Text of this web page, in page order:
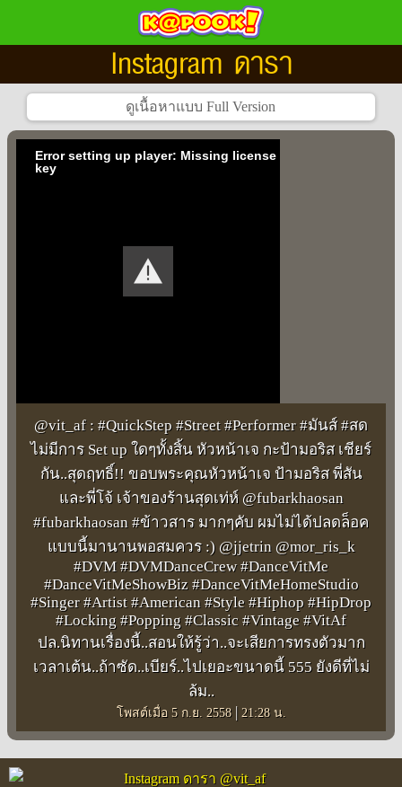
Instagram ดารา
Error setting up player: Missing license
key
@vit_af : #QuickStep #Street #Performer #มันส์ #สด
ไม่มีการ Set up ใดๆทั้งสิ้น หัวหน้าเจ กะป้ามอริส เชียร์
กัน..สุดฤทธิ์!! ขอบพระคุณหัวหน้าเจ ป้ามอริส พี่สัน
และพี่โจ้ เจ้าของร้านสุดเท่ห์ @fubarkhaosan
#fubarkhaosan #ข้าวสาร มากๆคับ ผมไม่ได้ปลดล็อค
แบบนี้มานานพอสมควร :) @jjetrin @mor_ris_k
#DVM #DVMDanceCrew #DanceVitMe
#DanceVitMeShowBiz #DanceVitMeHomeStudio
#Singer #Artist #American #Style #Hiphop #HipDrop
#Locking #Popping #Classic #Vintage #VitAf
ปล.นิทานเรื่องนี้..สอนให้รู้ว่า..จะเสียการทรงตัวมาก
เวลาเต้น..ถ้าซัด..เบียร์..ไปเยอะขนาดนี้ 555 ยังดีที่ไม่
ล้ม..
โพสต์เมื่อ 5 ก.ย. 2558 | 21:28 น.
Instagram ดารา @vit_af